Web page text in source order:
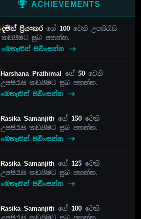
ACHIEVEMENTS
දමිත් ප්‍රියංකර ගේ 100වෙනි උපසිරැසි
කඩයීමට සුබ පතන්න.
මෙතැනින් පිවිසෙන්න
Harshana Prathimal ගේ 50වෙනි
උපසිරැසි කඩයීමට සුබ පතන්න.
මෙතැනින් පිවිසෙන්න
Rasika Samanjithගේ 150වෙනි
උපසිරැසි කඩයීමට සුබ පතන්න.
මෙතැනින් පිවිසෙන්න
Rasika Samanjithගේ 125 වෙනි
උපසිරැසි කඩයීමට සුබ පතන්න.
මෙතැනින් පිවිසෙන්න
Rasika Samanjithගේ 100වෙනි